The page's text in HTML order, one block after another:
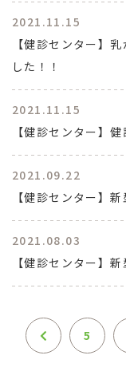
2021.11.15
【健診センター】
した！！
2021.11.15
【健診センター】
2021.09.22
【健診センター】
2021.08.03
【健診センター】
5